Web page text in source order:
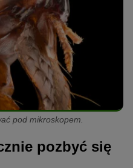
pod mikroskopem.
pozbyć się